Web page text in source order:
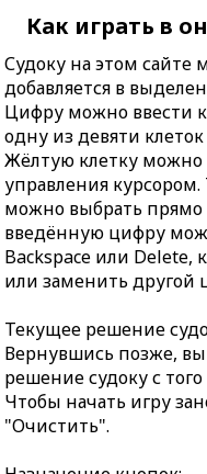
Как играть в
Судоку на этом
добавляется в
Цифру можно ввести
одну из девяти
Жёлтую клетку
управления
можно выбрать прямо
введённую цифру
Backspace или Delete,
или заменить другой
Текущее решение
Вернувшись позже,
решение судоку с
Чтобы начать игру
"Очистить".